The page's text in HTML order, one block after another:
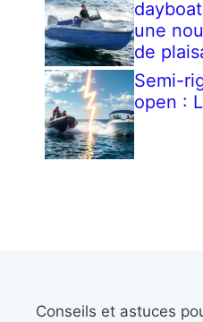
une
de
Semi-
open :
Conseils et astuces